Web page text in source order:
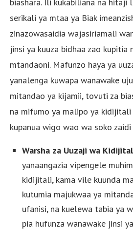
biashara. Ili kukabiliana na
serikali ya mtaa ya Biak
zinazowasaidia wajasiriamali
jinsi ya kuuza bidhaa zao kupitia
mtandaoni. Mafunzo haya ya
yanalenga kuwapa wanawake
mitandao ya kijamii, tovuti za
na mifumo ya malipo ya kidijitali
kupanua wigo wao wa soko zaidi
Warsha za Uuzaji wa
yanaangazia vipengele
kidijitali, kama vile kuunda
kutumia majukwaa ya
ufanisi, na kuelewa tabia ya
pia hufunza wanawake jinsi